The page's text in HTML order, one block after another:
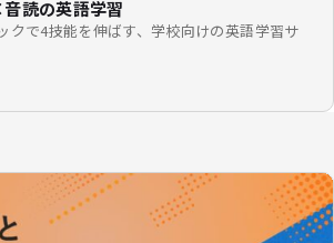
読の英語学習
クで4技能を伸ばす、学校向けの英語学習サ